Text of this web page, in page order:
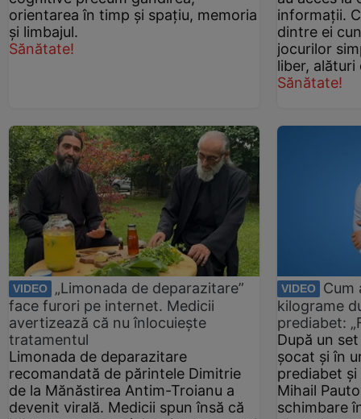
orientarea în timp și spațiu, memoria
și limbajul.
Sănătate!
informații.
dintre ei
jocurilor
liber, alături
Sănătate!
VIDEO
„Limonada de deparazitare”
face furori pe internet. Medicii
avertizează că nu înlocuiește
tratamentul
Limonada de deparazitare
recomandată de părintele Dimitrie
de la Mănăstirea Antim-Troianu a
devenit virală. Medicii spun însă că
VIDEO
Cum
kilograme
prediabet:
După un
șocat și în
prediabet
Mihail
schimbare